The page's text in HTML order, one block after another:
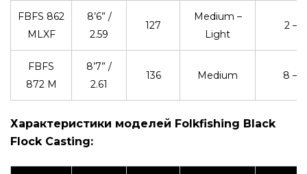
FBFS 862
MLXF
8’6” /
2.59
127
Medium –
Light
2 –
FBFS
872 M
8’7” /
2.61
136 Medium 8 –
Характеристики моделей Folkfishing Black
Flock Casting: